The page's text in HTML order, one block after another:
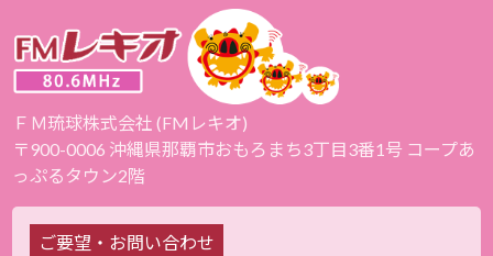
ＦＭ琉球株式会社 (FMレキオ)
〒900-0006 沖縄県那覇市おもろまち3丁目3番1号 コープあ
っぷるタウン2階
ご要望・お問い合わせ